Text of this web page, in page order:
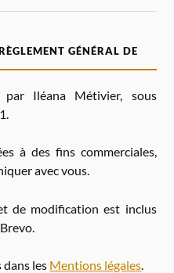
GÉNÉRAL DE
Iléana Métivier, sous
à des fins commerciales,
avec vous.
de modification est inclus
les Mentions légales